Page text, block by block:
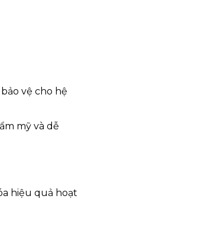
vệ cho hệ
mỹ và dễ
hiệu quả hoạt